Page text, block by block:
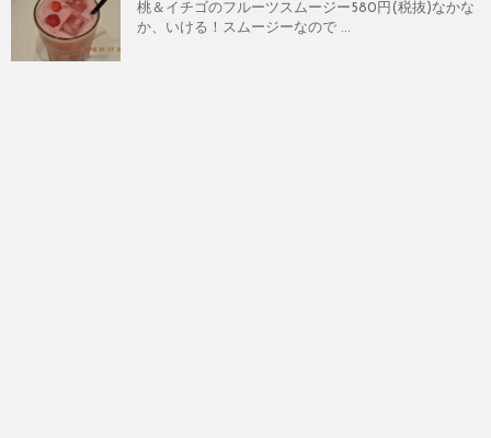
桃＆イチゴのフルーツスムージー580円(税抜)なかな
か、いける！スムージーなので ...